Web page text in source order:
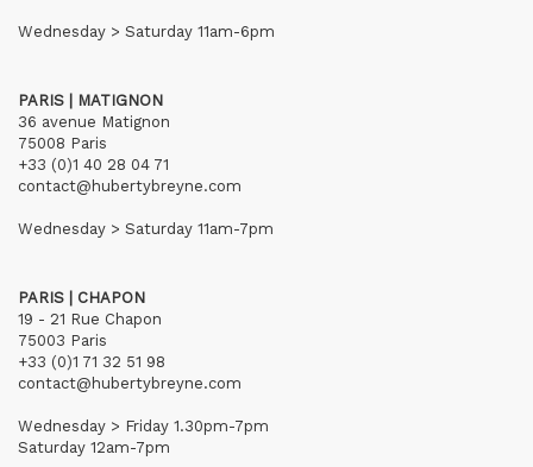
Wednesday > Saturday 11am-6pm
PARIS | MATIGNON
36 avenue Matignon
75008 Paris
+33 (0)1 40 28 04 71
contact@hubertybreyne.com
Wednesday > Saturday 11am-7pm
PARIS | CHAPON
19 - 21 Rue Chapon
75003 Paris
+33 (0)1 71 32 51 98
contact@hubertybreyne.com
Wednesday > Friday 1.30pm-7pm
Saturday 12am-7pm